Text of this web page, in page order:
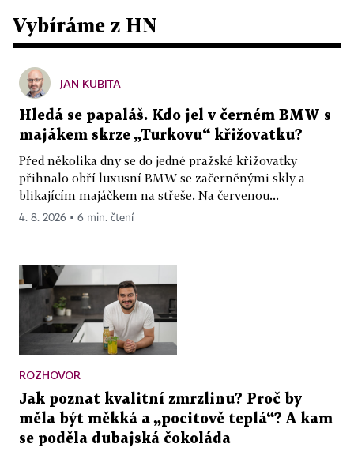
Vybíráme z HN
JAN KUBITA
Hledá se papaláš. Kdo jel v černém BMW s
majákem skrze „Turkovu“ křižovatku?
Před několika dny se do jedné pražské křižovatky
přihnalo obří luxusní BMW se začerněnými skly a
blikajícím majáčkem na střeše. Na červenou...
4. 8. 2026 ▪ 6 min. čtení
ROZHOVOR
Jak poznat kvalitní zmrzlinu? Proč by
měla být měkká a „pocitově teplá“? A kam
se poděla dubajská čokoláda